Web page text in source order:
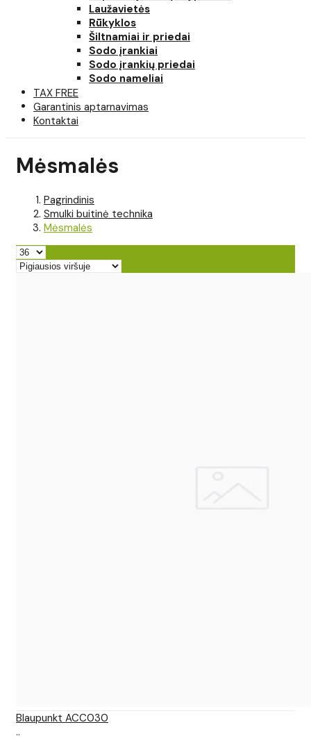
Laužavietės
Rūkyklos
Šiltnamiai ir priedai
Sodo įrankiai
Sodo įrankių priedai
Sodo nameliai
TAX FREE
Garantinis aptarnavimas
Kontaktai
Mėsmalės
Pagrindinis
Smulki buitinė technika
Mėsmalės
Blaupunkt ACC030
..